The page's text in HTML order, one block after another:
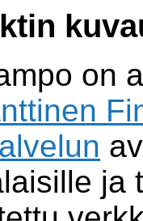
on
ja